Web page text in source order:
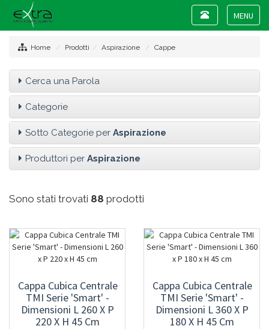
Toggle
Toggle
navigation
Home Prodotti Aspirazione Cappe
Cerca una Parola
Categorie
Sotto Categorie per Aspirazione
Produttori per Aspirazione
Sono stati trovati 88 prodotti
Cappa Cubica Centrale
TMI Serie 'Smart' -
Dimensioni L 260 X P
220 X H 45 Cm
Cappa Cubica Centrale
TMI Serie 'Smart' -
Dimensioni L 360 X P
180 X H 45 Cm